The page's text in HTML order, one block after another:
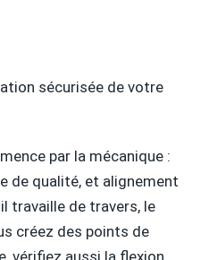
sécurisée de votre
par la mécanique :
de qualité, et alignement
travaille de travers, le
créez des points de
vérifiez aussi la flexion